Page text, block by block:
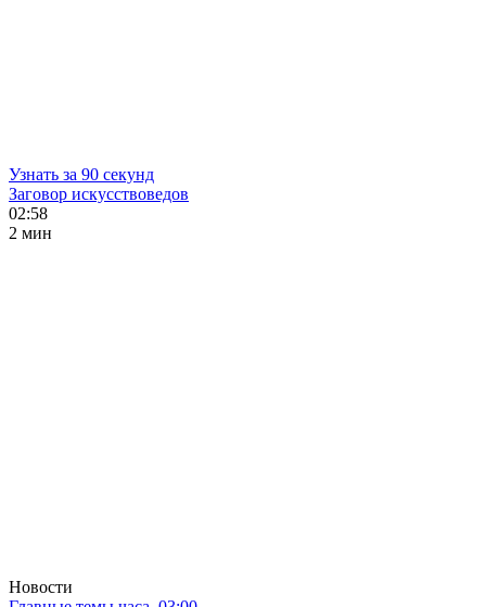
Узнать за 90 секунд
Заговор искусствоведов
02:58
2 мин
Новости